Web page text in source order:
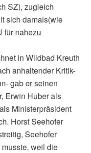
SZ), zugleich
sich damals(wie
für nahezu
in Wildbad Kreuth
anhaltender Kritik-
gab er seinen
Erwin Huber als
Ministerpräsident
Horst Seehofer
Seehofer
weil die